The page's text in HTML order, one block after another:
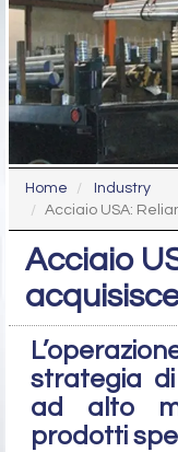
Home
Industry
Acciaio USA:
Acciaio
strategia
ad alto
prodotti